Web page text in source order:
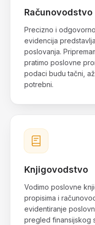
Računovodstvo
Precizno i
evidencija
poslovanja.
pratimo poslovne
podaci budu tačni,
potrebni.
Knjigovodstvo
Vodimo poslovne
propisima i
evidentiranje
pregled finansijskog